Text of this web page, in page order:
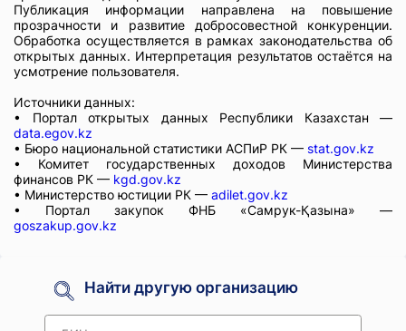
Публикация информации направлена на повышение
прозрачности и развитие добросовестной конкуренции.
Обработка осуществляется в рамках законодательства об
открытых данных. Интерпретация результатов остаётся на
усмотрение пользователя.
Источники данных:
• Портал открытых данных Республики Казахстан —
data.egov.kz
• Бюро национальной статистики АСПиР РК — stat.gov.kz
• Комитет государственных доходов Министерства
финансов РК — kgd.gov.kz
• Министерство юстиции РК — adilet.gov.kz
• Портал закупок ФНБ «Самрук-Қазына» —
goszakup.gov.kz
Найти другую организацию